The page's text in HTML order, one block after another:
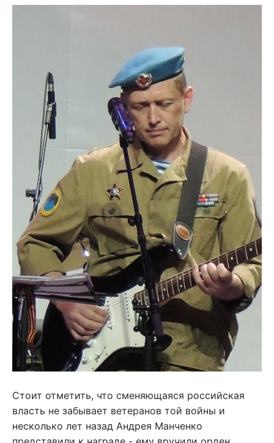
Стоит отметить, что сменяющаяся российская
власть не забывает ветеранов той войны и
несколько лет назад Андрея Манченко